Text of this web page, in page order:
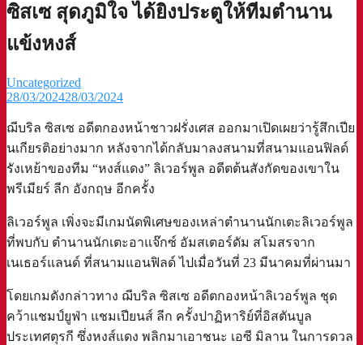
ซิสเซ สุดภูมิใจ ได้ยิงประตูให้ทีมตำนาน
แข้งหงส์
Uncategorized
28/03/202428/03/2024
ฌีบริล ซิสเซ อดีตกองหน้าชาวฝรั่งเศส ออกมาเปิดเผยว่ารู้สึกเปีย
นเกียรติอย่างมาก หลังจากได้กลับมาลงสนามที่สนามแอนฟิลด์
รังเหย้าของทีม “หงส์แดง” ลิเวอร์พูล อดีตต้นสังกัดของเขาใน
พรีเมียร์ ลีก อังกฤษ อีกครั้ง
ลิเวอร์พูล เพิ่งจะมีเกมนัดพิเศษของเหล่าตำนานนักเตะลิเวอร์พูล
ที่พบกับ ตำนานนักเตะอาแจ๊กซ์ อัมสเตอร์ดัม สโมสรจาก
เนเธอร์แลนด์ ที่สนามแอนฟิลด์ ไปเมื่อวันที่ 23 มีนาคมที่ผ่านมา
โดยเกมดังกล่าวทาง ฌีบริล ซิสเซ อดีตกองหน้าลิเวอร์พูล ชุด
คว้าแชมป์ยูฟ่า แชมเปียนส์ ลีก ครั้งปาฏิหาริย์ที่อิสตันบูล
ประเทศตุรกี ซึ่งหงส์แดง พลิกมาเอาชนะ เอซี มิลาน ในการดวล